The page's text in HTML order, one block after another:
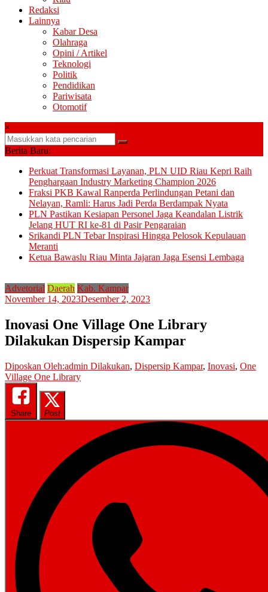
Redaksi
Lainnya
Kabar Desa
Olahraga
Opini / Artikel
Teknologi
Politik
Pendidikan
Pariwisata
Otomotif
×
Berita Baru:
Perkuat Transformasi Layanan, PLN UID Riau Kepri Raih
Penghargaan Industry Marketing Champion 2026
Fraksi PKB Kawal Ranperda Perlindungan Petani dan
Nelayan, Ramli: Harus Jadi Perda Berdampak Nyata
PLN Pastikan Kesiapan Personel Jaga Keandalan Listrik
Jelang HUT RI ke-81 di Pasir Pengaraian
Srikandi PLN Tebar Inspirasi Hingga Pelosok Kepulauan
Meranti
Ketua Bawaslu Riau Minta Jajaran Jaga Esensi Lembaga
Advetorial Daerah Kab. Kampar
November 14, 2023Desember 2, 2023
Inovasi One Village One Library
Dilakukan Dispersip Kampar
Diposkan Oleh:admin Dilakukan, Dispersip Kampar, Inovasi, One
Village One Library
Share Post